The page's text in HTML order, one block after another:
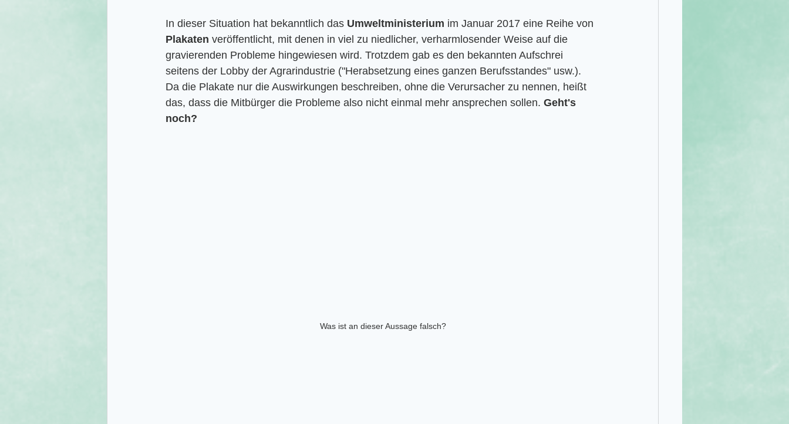
In dieser Situation hat bekanntlich das Umweltministerium im Januar 2017 eine Reihe von
Plakaten veröffentlicht, mit denen in viel zu niedlicher, verharmlosender Weise auf die
gravierenden Probleme hingewiesen wird. Trotzdem gab es den bekannten Aufschrei
seitens der Lobby der Agrarindustrie ("Herabsetzung eines ganzen Berufsstandes" usw.).
Da die Plakate nur die Auswirkungen beschreiben, ohne die Verursacher zu nennen, heißt
das, dass die Mitbürger die Probleme also nicht einmal mehr ansprechen sollen. Geht's
noch?
Was ist an dieser Aussage falsch?